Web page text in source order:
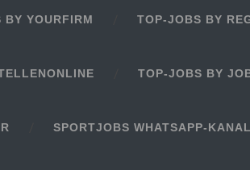
BY YOURFIRM TOP-JOBS BY
TOP-JOBS BY
SPORTJOBS WHATSAPP-KANAL